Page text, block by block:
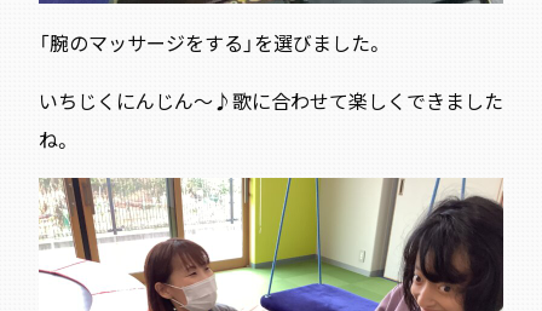
「腕のマッサージをする」を選びました。
いちじくにんじん～♪歌に合わせて楽しくできました
ね。